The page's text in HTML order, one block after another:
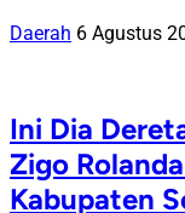
Daerah 6 Agustus
Ini Dia
Zigo
Kabupaten